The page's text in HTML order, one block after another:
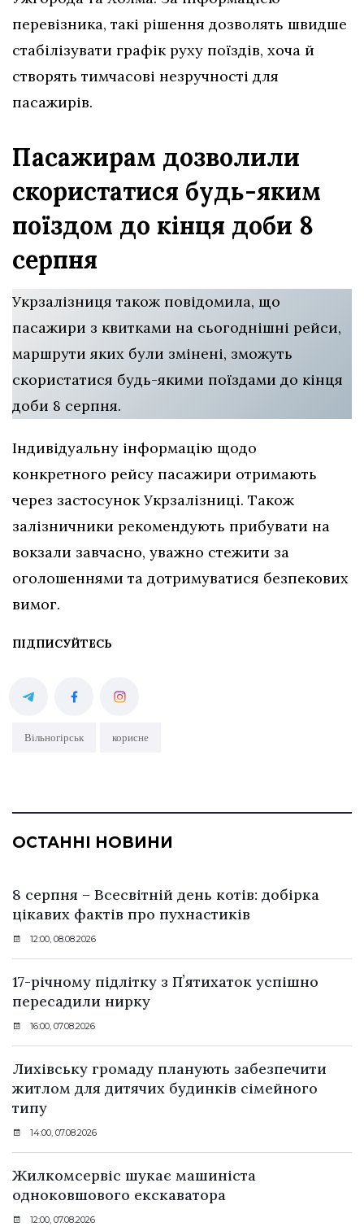
перевізника, такі рішення дозволять швидше
стабілізувати графік руху поїздів, хоча й
створять тимчасові незручності для
пасажирів.
Пасажирам дозволили
скористатися будь-яким
поїздом до кінця доби 8
серпня
Укрзалізниця також повідомила, що
пасажири з квитками на сьогоднішні рейси,
маршрути яких були змінені, зможуть
скористатися будь-якими поїздами до кінця
доби 8 серпня.
Індивідуальну інформацію щодо
конкретного рейсу пасажири отримають
через застосунок Укрзалізниці. Також
залізничники рекомендують прибувати на
вокзали завчасно, уважно стежити за
оголошеннями та дотримуватися безпекових
вимог.
ПІДПИСУЙТЕСЬ
Вільногірськ корисне
ОСТАННІ НОВИНИ
8 серпня – Всесвітній день котів: добірка
цікавих фактів про пухнастиків
12:00, 08.08.2026
17-річному підлітку з Пʼятихаток успішно
пересадили нирку
16:00, 07.08.2026
Лихівську громаду планують забезпечити
житлом для дитячих будинків сімейного
типу
14:00, 07.08.2026
Жилкомсервіс шукає машиніста
одноковшового екскаватора
12:00, 07.08.2026